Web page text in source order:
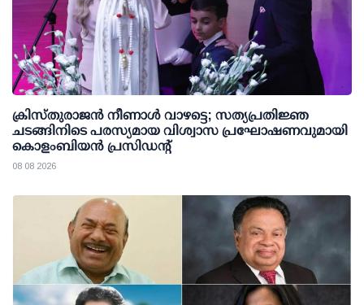
ക്രിസ്തുരാജൻ നീണാൾ വാഴട്ടെ; സത്യപ്രതിജ്ഞ
ചടങ്ങിനിടെ പരസ്യമായ വിശ്വാസ പ്രഘോഷണവുമായി
കൊളംബിയൻ പ്രസിഡന്റ്
08 08 2026